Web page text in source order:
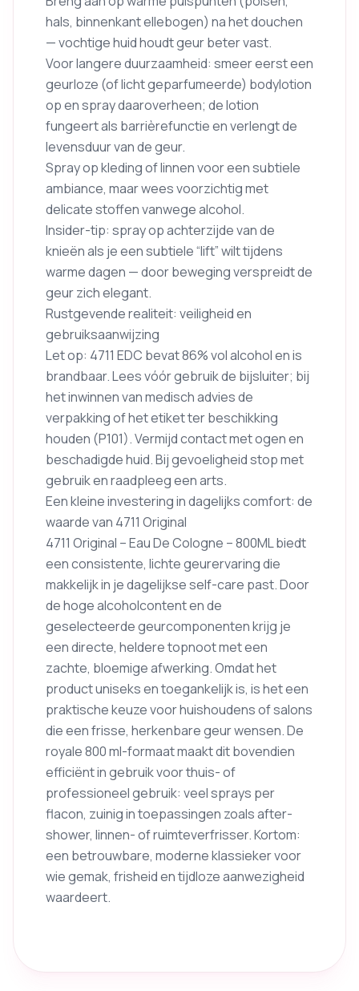
hals, binnenkant ellebogen) na het douchen
— vochtige huid houdt geur beter vast.
Voor langere duurzaamheid: smeer eerst een
geurloze (of licht geparfumeerde) bodylotion
op en spray daaroverheen; de lotion
fungeert als barrièrefunctie en verlengt de
levensduur van de geur.
Spray op kleding of linnen voor een subtiele
ambiance, maar wees voorzichtig met
delicate stoffen vanwege alcohol.
Insider-tip: spray op achterzijde van de
knieën als je een subtiele “lift” wilt tijdens
warme dagen — door beweging verspreidt de
geur zich elegant.
Rustgevende realiteit: veiligheid en
gebruiksaanwijzing
Let op: 4711 EDC bevat 86% vol alcohol en is
brandbaar. Lees vóór gebruik de bijsluiter; bij
het inwinnen van medisch advies de
verpakking of het etiket ter beschikking
houden (P101). Vermijd contact met ogen en
beschadigde huid. Bij gevoeligheid stop met
gebruik en raadpleeg een arts.
Een kleine investering in dagelijks comfort: de
waarde van 4711 Original
4711 Original – Eau De Cologne – 800ML biedt
een consistente, lichte geurervaring die
makkelijk in je dagelijkse self-care past. Door
de hoge alcoholcontent en de
geselecteerde geurcomponenten krijg je
een directe, heldere topnoot met een
zachte, bloemige afwerking. Omdat het
product uniseks en toegankelijk is, is het een
praktische keuze voor huishoudens of salons
die een frisse, herkenbare geur wensen. De
royale 800 ml-formaat maakt dit bovendien
efficiënt in gebruik voor thuis- of
professioneel gebruik: veel sprays per
flacon, zuinig in toepassingen zoals after-
shower, linnen- of ruimteverfrisser. Kortom:
een betrouwbare, moderne klassieker voor
wie gemak, frisheid en tijdloze aanwezigheid
waardeert.